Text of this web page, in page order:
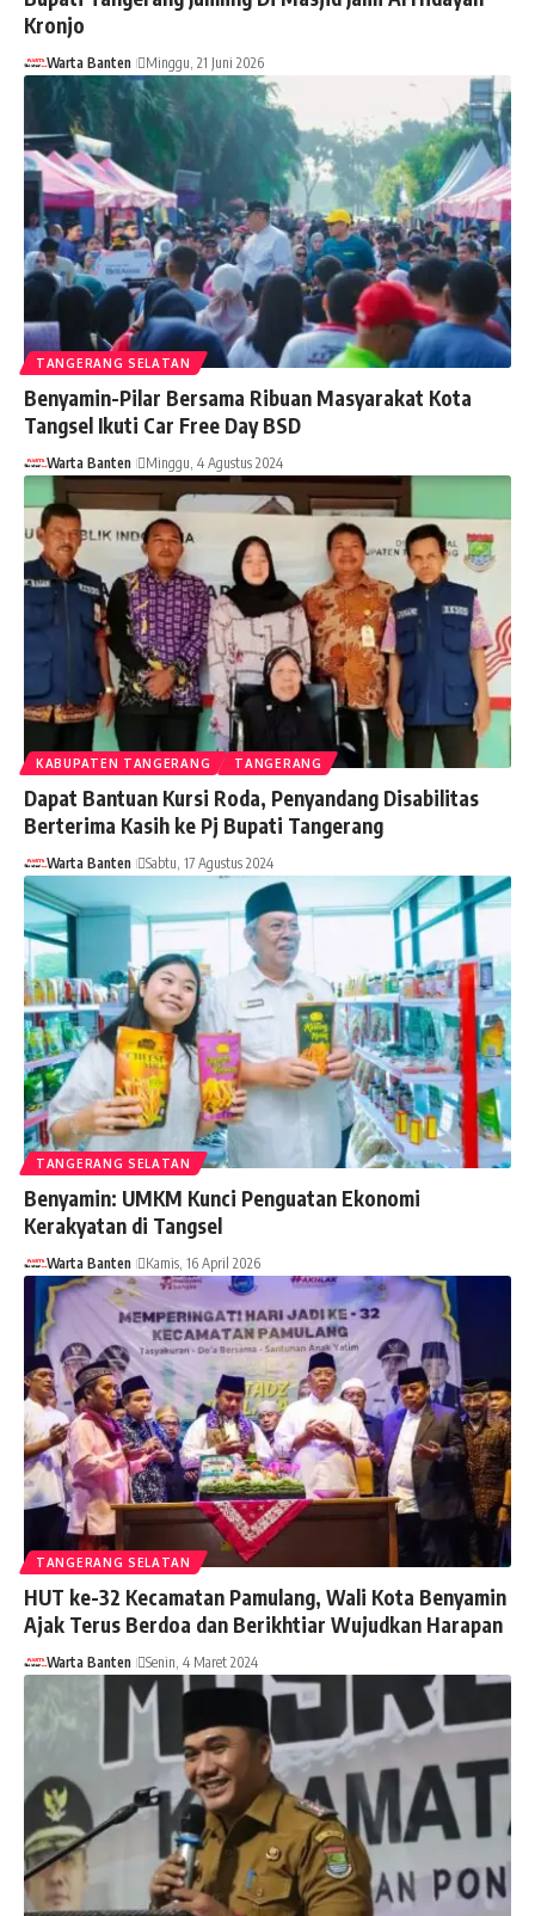
Kronjo
Warta Banten Minggu, 21 Juni 2026
TANGERANG SELATAN
Benyamin-Pilar Bersama Ribuan Masyarakat Kota
Tangsel Ikuti Car Free Day BSD
Warta Banten Minggu, 4 Agustus 2024
KABUPATEN TANGERANG TANGERANG
Dapat Bantuan Kursi Roda, Penyandang Disabilitas
Berterima Kasih ke Pj Bupati Tangerang
Warta Banten Sabtu, 17 Agustus 2024
TANGERANG SELATAN
Benyamin: UMKM Kunci Penguatan Ekonomi
Kerakyatan di Tangsel
Warta Banten Kamis, 16 April 2026
TANGERANG SELATAN
HUT ke-32 Kecamatan Pamulang, Wali Kota Benyamin
Ajak Terus Berdoa dan Berikhtiar Wujudkan Harapan
Warta Banten Senin, 4 Maret 2024